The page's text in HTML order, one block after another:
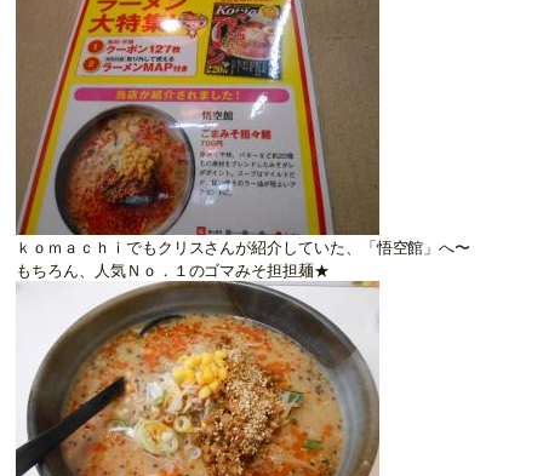
ｋｏｍａｃｈｉでもクリスさんが紹介していた、「悟空館」へ〜
もちろん、人気Ｎｏ．１のゴマみそ担担麺★